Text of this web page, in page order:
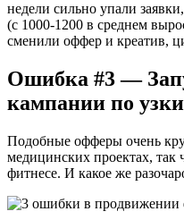
недели сильно упали
(с 1000-1200 в среднем
сменили оффер и креатив,
Ошибка #3 —
кампании по
Подобные офферы очень
медицинских проектах,
фитнесе. И какое же